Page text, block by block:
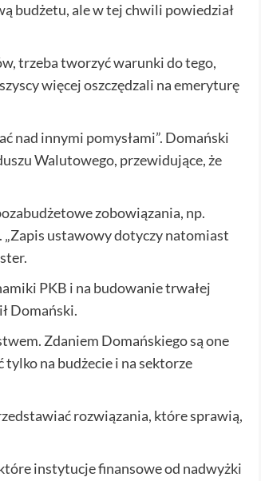
budżetu, ale w tej chwili powiedział
trzeba tworzyć warunki do tego,
więcej oszczędzali na emeryturę
nad innymi pomysłami”. Domański
Walutowego, przewidujące, że
zobowiązania, np.
ustawowy dotyczy natomiast
PKB i na budowanie trwałej
Domański.
Zdaniem Domańskiego są one
tylko na budżecie i na sektorze
rozwiązania, które sprawią,
instytucje finansowe od nadwyżki